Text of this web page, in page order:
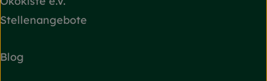
Stellenangebote
Blog